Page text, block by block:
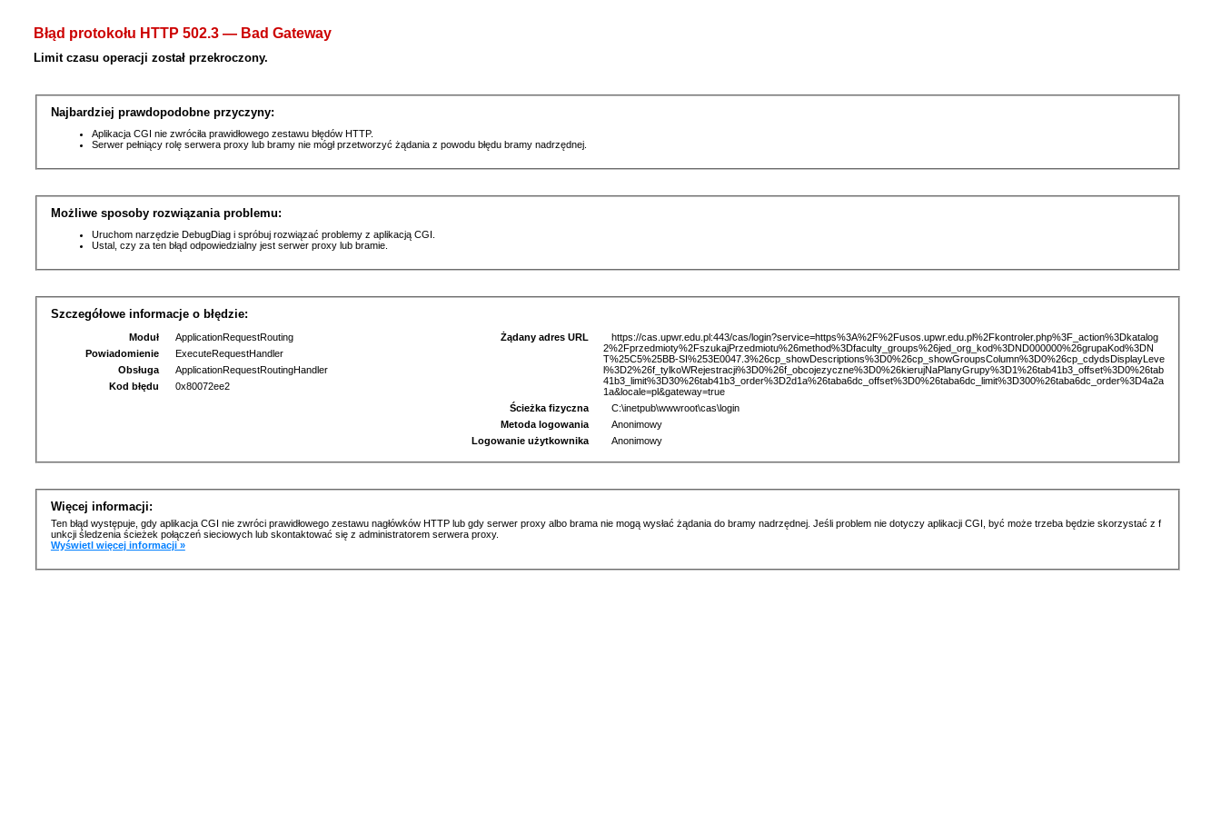
Błąd protokołu HTTP 502.3 — Bad Gateway
Limit czasu operacji został przekroczony.
Najbardziej prawdopodobne przyczyny:
Aplikacja CGI nie zwróciła prawidłowego zestawu błędów HTTP.
Serwer pełniący rolę serwera proxy lub bramy nie mógł przetworzyć żądania z powodu błędu bramy nadrzędnej.
Możliwe sposoby rozwiązania problemu:
Uruchom narzędzie DebugDiag i spróbuj rozwiązać problemy z aplikacją CGI.
Ustal, czy za ten błąd odpowiedzialny jest serwer proxy lub bramie.
Szczegółowe informacje o błędzie:
Moduł
ApplicationRequestRouting
Powiadomienie
ExecuteRequestHandler
Obsługa
ApplicationRequestRoutingHandler
Kod błędu
0x80072ee2
Żądany adres URL
https://cas.upwr.edu.pl:443/cas/login?service=https%3A%2F%2Fusos.upwr.edu.pl%2Fkontroler.php%3F_action%3Dkatalog
2%2Fprzedmioty%2FszukajPrzedmiotu%26method%3Dfaculty_groups%26jed_org_kod%3DND000000%26grupaKod%3DN
T%25C5%25BB-SI%253E0047.3%26cp_showDescriptions%3D0%26cp_showGroupsColumn%3D0%26cp_cdydsDisplayLeve
l%3D2%26f_tylkoWRejestracji%3D0%26f_obcojezyczne%3D0%26kierujNaPlanyGrupy%3D1%26tab41b3_offset%3D0%26tab
41b3_limit%3D30%26tab41b3_order%3D2d1a%26taba6dc_offset%3D0%26taba6dc_limit%3D300%26taba6dc_order%3D4a2a
1a&locale=pl&gateway=true
Ścieżka fizyczna
C:\inetpub\wwwroot\cas\login
Metoda logowania
Anonimowy
Logowanie użytkownika
Anonimowy
Więcej informacji:
Ten błąd występuje, gdy aplikacja CGI nie zwróci prawidłowego zestawu nagłówków HTTP lub gdy serwer proxy albo brama nie mogą wysłać żądania do bramy nadrzędnej. Jeśli problem nie dotyczy aplikacji CGI, być może trzeba będzie skorzystać z f
unkcji śledzenia ścieżek połączeń sieciowych lub skontaktować się z administratorem serwera proxy.
Wyświetl więcej informacji »